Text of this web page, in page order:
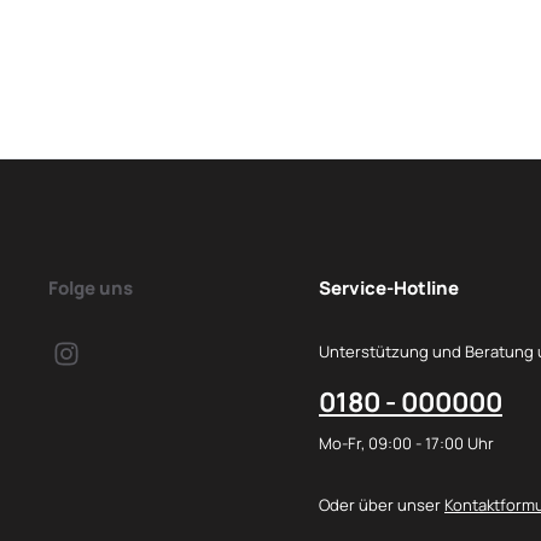
Folge uns Service-Hotline
Unterstützung und Beratung
0180 - 000000
Mo-Fr, 09:00 - 17:00 Uhr
Oder über unser